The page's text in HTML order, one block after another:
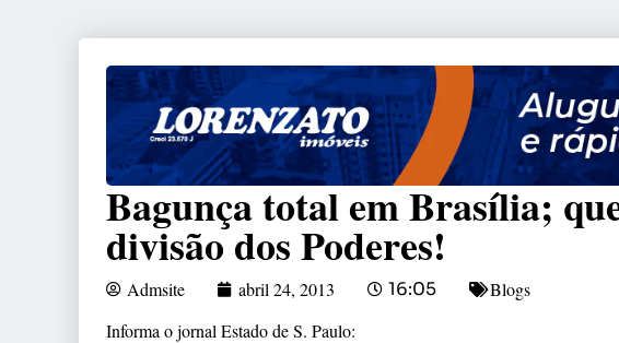
Bagunça total em Brasília;
divisão dos Poderes!
Admsite abril 24, 2013 16:05
Blogs
Informa o jornal Estado de S. Paulo: